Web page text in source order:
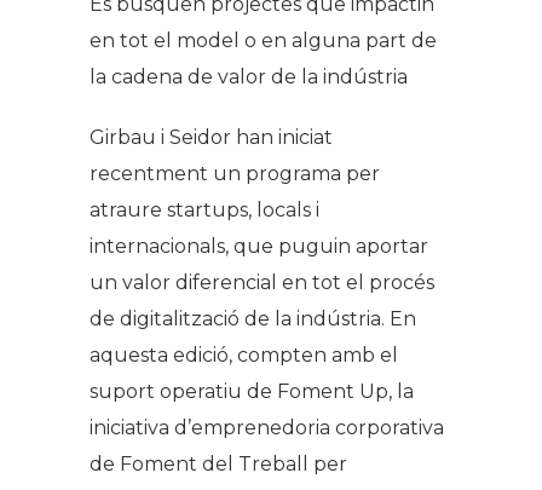
en tot el model o en alguna part de
la cadena de valor de la indústria
Girbau i Seidor han iniciat
recentment un programa per
atraure startups, locals i
internacionals, que puguin aportar
un valor diferencial en tot el procés
de digitalització de la indústria. En
aquesta edició, compten amb el
suport operatiu de Foment Up, la
iniciativa d’emprenedoria corporativa
de Foment del Treball per